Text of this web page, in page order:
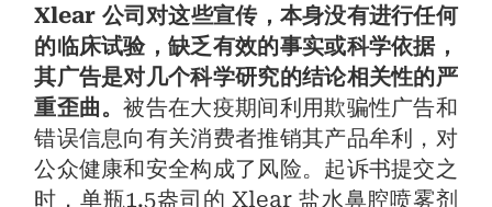
Xlear 公司对这些宣传，本身没有进行任何
的临床试验，缺乏有效的事实或科学依据，
其广告是对几个科学研究的结论相关性的严
重歪曲。被告在大疫期间利用欺骗性广告和
错误信息向有关消费者推销其产品牟利，对
公众健康和安全构成了风险。起诉书提交之
时，单瓶1.5盎司的 Xlear 盐水鼻腔喷雾剂